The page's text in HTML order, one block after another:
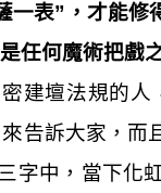
一表”，才能
任何魔術把戲
建壇法規的
告訴大家，
字中，當下